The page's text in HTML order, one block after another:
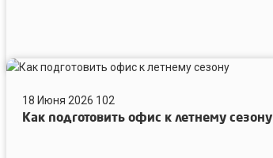
липкий
Как
офис18 Июня 2026 102
Как подготовить офис к летнему сезону